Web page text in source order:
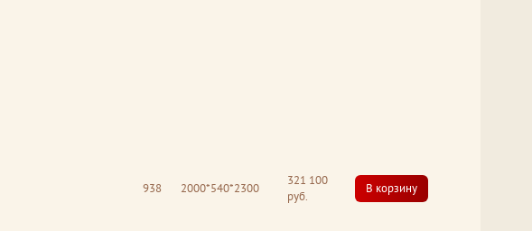
938 2000*540*2300
321 100
руб.
В корзину